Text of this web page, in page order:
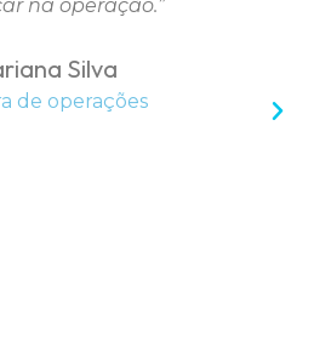
na operação.”
Silva
de operações